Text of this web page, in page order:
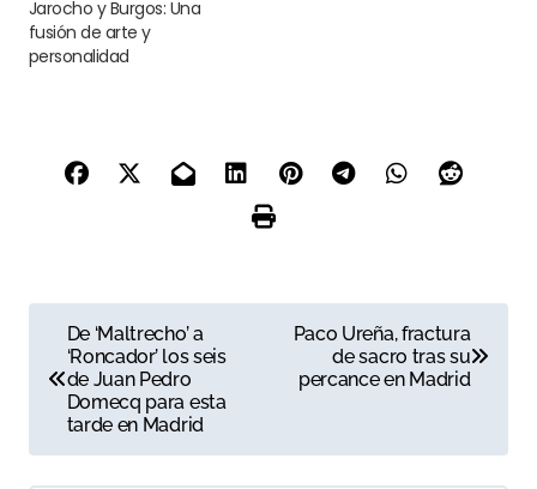
Jarocho y Burgos: Una
fusión de arte y
personalidad
a
e
De ‘Maltrecho’ a
‘Roncador’ los seis
de Juan Pedro
Domecq para esta
tarde en Madrid
Paco Ureña, fractura
de sacro tras su
percance en Madrid